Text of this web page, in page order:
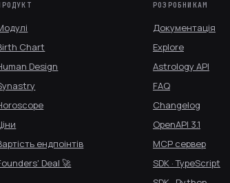
Chart
Design
ендпоінтів
Deal 🚀
РОЗРОБНИКАМ
Документація
Explore
Astrology API
FAQ
Changelog
OpenAPI 3.1
MCP сервер
SDK · TypeScript